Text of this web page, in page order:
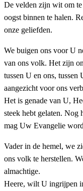
De velden zijn wit om te
oogst binnen te halen.
onze geliefden.
We buigen ons voor U
van ons volk. Het zijn
tussen U en ons,
aangezicht voor ons
Het is genade van U,
steek hebt gelaten.
mag Uw Evangelie
Vader in de hemel, we
ons volk te herstellen.
almachtige.
Heere, wilt U ingrijpen